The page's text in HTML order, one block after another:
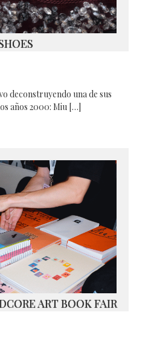
deconstruyendo una de sus
años 2000: Miu […]
ART BOOK FAIR